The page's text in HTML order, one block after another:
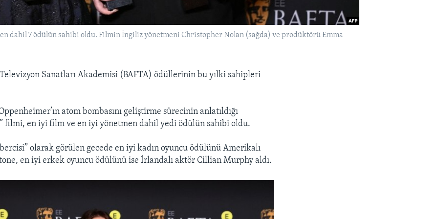
dahil 7 ödülün sahibi oldu. Filmin İngiliz yönetmeni Christopher Nolan (sağda) ve prodüktörü Emma
Sanatları Akademisi (BAFTA) ödüllerinin bu yılki sahipleri
atom bombasını geliştirme sürecinin anlatıldığı
filmi, en iyi film ve en iyi yönetmen dahil yedi ödülün sahibi oldu.
olarak görülen gecede en iyi kadın oyuncu ödülünü Amerikalı
en iyi erkek oyuncu ödülünü ise İrlandalı aktör Cillian Murphy aldı.